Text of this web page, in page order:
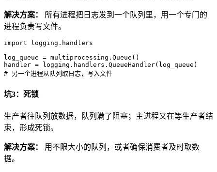
解决方案：
所有进程把日志发到一个队列里，用一个专门的
进程负责写文件。
import logging.handlers
log_queue = multiprocessing.Queue()
# 另一个进程从队列取日志，写入文件
坑3：死锁
生产者往队列放数据，队列满了阻塞；主进程又在等生产者结
束，形成死锁。
解决方案：
用不限大小的队列，或者确保消费者及时取数
据。